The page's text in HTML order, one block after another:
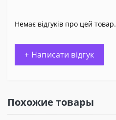
Немає відгуків про цей товар.
+ Написати відгук
Похожие товары